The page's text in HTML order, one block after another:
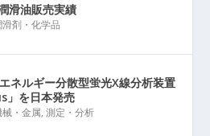
滑油販売実績
滑剤・化学品
ネルギー分散型蛍光X線分析装置
」を日本発売
械・金属,測定・分析